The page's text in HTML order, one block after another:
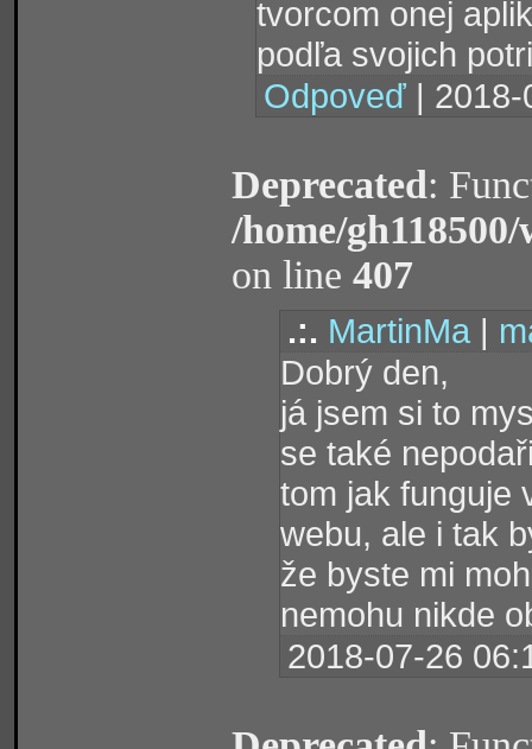
tvorcom onej
podľa svojich
Odpoveď |
Deprecated:
/home/
on line 407
.:. MartinMa |
Dobrý den,
já jsem si to
se také
tom jak funguje
webu, ale i tak
že byste mi
nemohu nikde
2018-07-26